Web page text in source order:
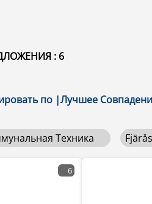
: 6
по |Лучшее
Техника Fjärås
6